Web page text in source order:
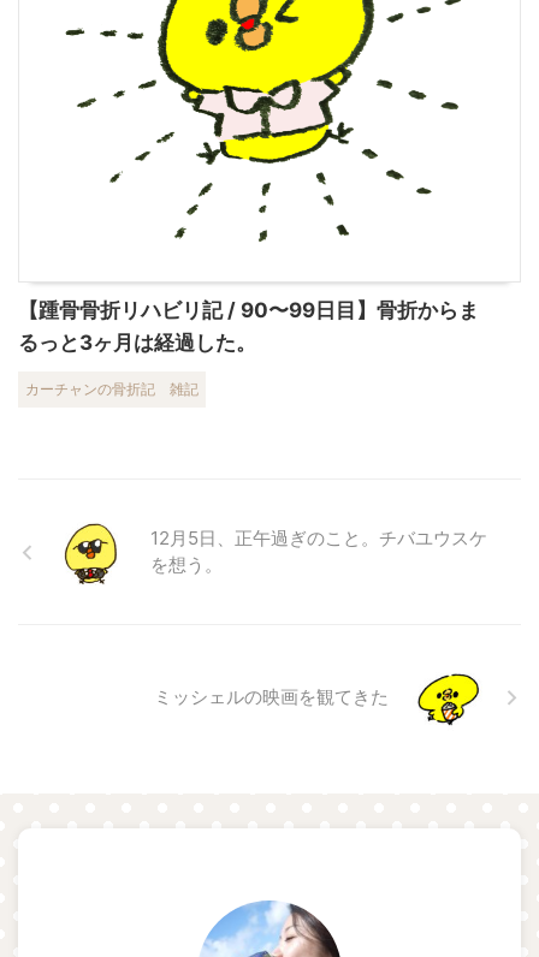
【踵骨骨折リハビリ記 / 90〜99日目】骨折からま
るっと3ヶ月は経過した。
カーチャンの骨折記 雑記
12月5日、正午過ぎのこと。チバユウスケ
を想う。
ミッシェルの映画を観てきた